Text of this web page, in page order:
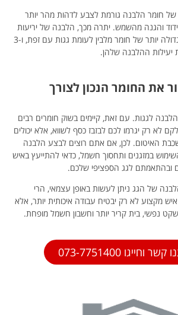
חומר הלבנה גורמת לצבע לדהות מהר יותר
והגנה מהשמש. יתרה מכך, הלבנה של יריעות
ביטומניות דורשת כמות גדולה יותר של חומר מלבין לעומת גגות עם זפת, ו-3
ההלבנה שלהן.
את החומר הנכון לצורך
לגגות. עם זאת, קיימים בשוק חומרים רבים
לא רק יגרמו לכם לבזבז כסף לשווא, אלא יכולים
האיטום. לכן, אם אתם רוצים לבצע הלבנה
במזגנים ותחסוך חשמל, כדאי להתייעץ באיש
ובהתאמתם לגג הספציפי שלכם.
של הגג ניתן לעשות באופן עצמאי, הרי
מקצוע לא רק יבטיח עבודה איכותית יותר, אלא
נפשי, בית קריר יותר וחשבון חשמל מופחת.
וחייגו 073-7751400